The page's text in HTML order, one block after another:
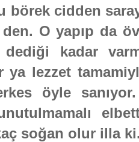
börek cidden
den. O yapıp da
kadar
ya lezzet
öyle
unutulmamalı
soğan olur illa